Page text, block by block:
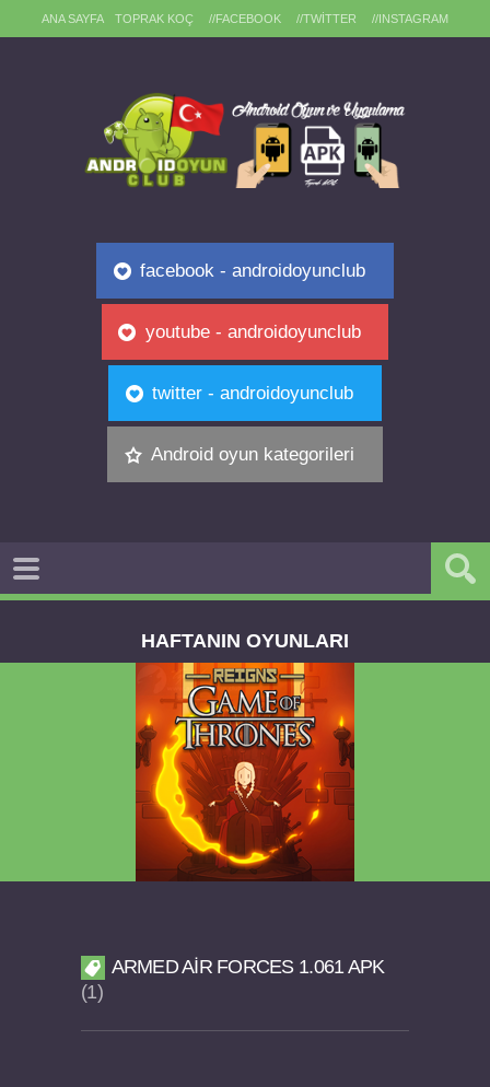
ANA SAYFA TOPRAK KOÇ //FACEBOOK //TWITTER //INSTAGRAM
facebook - androidoyunclub
youtube - androidoyunclub
twitter - androidoyunclub
Android oyun kategorileri
HAFTANIN OYUNLARI
ARMED AIR FORCES 1.061 APK
1